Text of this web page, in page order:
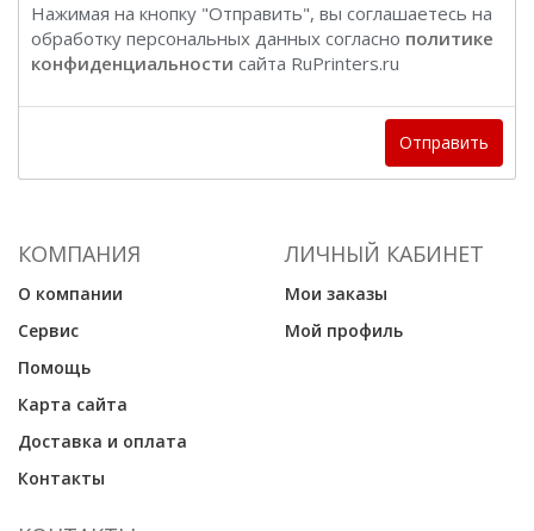
Нажимая на кнопку "Отправить", вы соглашаетесь на
обработку персональных данных согласно политике
конфиденциальности сайта RuPrinters.ru
Отправить
КОМПАНИЯ
О компании
Сервис
Помощь
Карта сайта
Доставка и оплата
Контакты
ЛИЧНЫЙ КАБИНЕТ
Мои заказы
Мой профиль